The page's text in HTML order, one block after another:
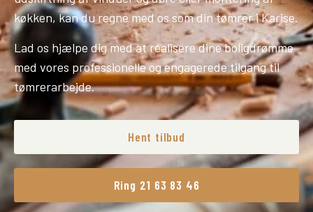
køkken, kan du regne med os som din tømrer i Karise.
Lad os hjælpe dig med at realisere dine boligdrømme
med vores professionelle og engagerede tilgang til
tømrerarbejde.
Hent tilbud
Ring 21 63 83 46